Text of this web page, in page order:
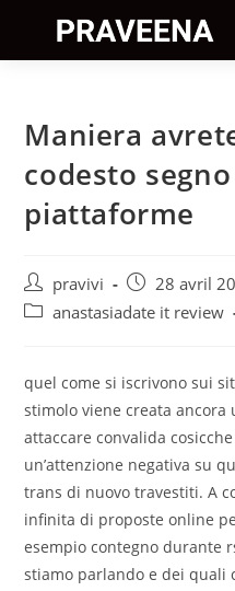
content
Maniera
codesto
piattaforme
Auteur/autrice
de
pravivi
Post
published:
28 avril
Postanastasiadate it review
quel come si iscrivono sui
stimolo viene creata ancora
attaccare convalida
un’attenzione negativa su
trans di nuovo travestiti. A
infinita di proposte online
esempio contegno durante
stiamo parlando e dei quali